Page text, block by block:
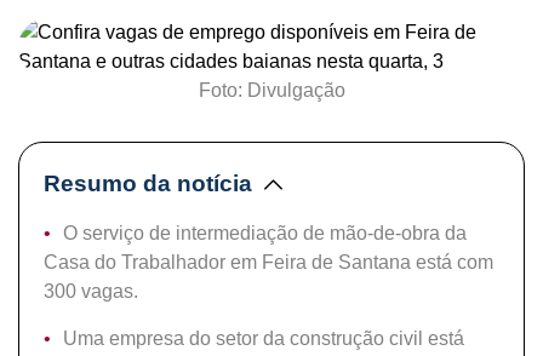
Foto: Divulgação
Resumo da notícia
O serviço de intermediação de mão-de-obra da
Casa do Trabalhador em Feira de Santana está com
300 vagas.
Uma empresa do setor da construção civil está